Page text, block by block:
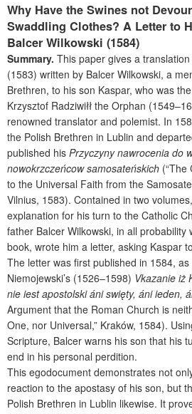
Why Have the Swines not
Swaddling Clothes? A Letter to
Balcer Wilkowski (1584)
Summary. This paper gives a
(1583) written by Balcer Wilkowski, a
Brethren, to his son Kaspar, who was
Krzysztof Radziwiłł the Orphan
renowned translator and polemist. In
the Polish Brethren in Lublin and
published his Przyczyny nawrocenia do
nowokrzczeńcow samosateńskich (“The
to the Universal Faith from the
Vilnius, 1583). Contained in two
explanation for his turn to the Catholic
father Balcer Wilkowski, in all probability
book, wrote him a letter, asking Kaspar
The letter was first published in 1584,
Niemojewski’s (1526–1598) Vkazanie iż
nie iest apostolski áni swięty, áni ieden,
Argument that the Roman Church is
One, nor Universal,” Kraków, 1584).
Scripture, Balcer warns his son that his
end in his personal perdition.
This egodocument demonstrates not
reaction to the apostasy of his son, but
Polish Brethren in Lublin likewise. It